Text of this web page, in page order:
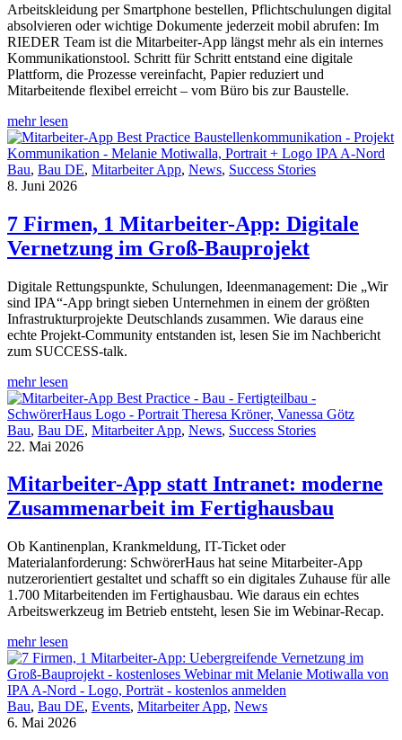
Arbeitskleidung per Smartphone bestellen, Pflichtschulungen digital
absolvieren oder wichtige Dokumente jederzeit mobil abrufen: Im
RIEDER Team ist die Mitarbeiter-App längst mehr als ein internes
Kommunikationstool. Schritt für Schritt entstand eine digitale
Plattform, die Prozesse vereinfacht, Papier reduziert und
Mitarbeitende flexibel erreicht – vom Büro bis zur Baustelle.
mehr lesen
Bau, Bau DE, Mitarbeiter App, News, Success Stories
8. Juni 2026
7 Firmen, 1 Mitarbeiter-App: Digitale
Vernetzung im Groß-Bauprojekt
Digitale Rettungspunkte, Schulungen, Ideenmanagement: Die „Wir
sind IPA“-App bringt sieben Unternehmen in einem der größten
Infrastrukturprojekte Deutschlands zusammen. Wie daraus eine
echte Projekt-Community entstanden ist, lesen Sie im Nachbericht
zum SUCCESS-talk.
mehr lesen
Bau, Bau DE, Mitarbeiter App, News, Success Stories
22. Mai 2026
Mitarbeiter-App statt Intranet: moderne
Zusammenarbeit im Fertighausbau
Ob Kantinenplan, Krankmeldung, IT-Ticket oder
Materialanforderung: SchwörerHaus hat seine Mitarbeiter-App
nutzerorientiert gestaltet und schafft so ein digitales Zuhause für alle
1.700 Mitarbeitenden im Fertighausbau. Wie daraus ein echtes
Arbeitswerkzeug im Betrieb entsteht, lesen Sie im Webinar-Recap.
mehr lesen
Bau, Bau DE, Events, Mitarbeiter App, News
6. Mai 2026